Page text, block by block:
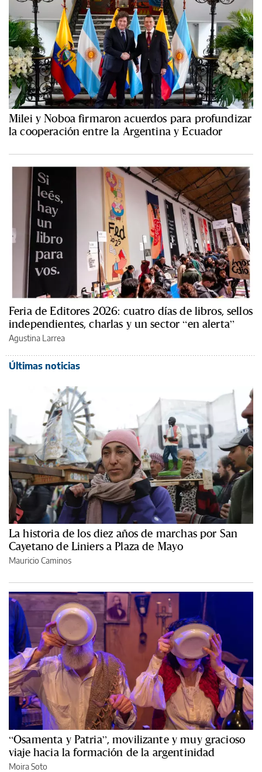
Milei y Noboa firmaron acuerdos para profundizar
la cooperación entre la Argentina y Ecuador
Feria de Editores 2026: cuatro días de libros, sellos
independientes, charlas y un sector “en alerta”
Agustina Larrea
Últimas noticias
La historia de los diez años de marchas por San
Cayetano de Liniers a Plaza de Mayo
Mauricio Caminos
“Osamenta y Patria”, movilizante y muy gracioso
viaje hacia la formación de la argentinidad
Moira Soto